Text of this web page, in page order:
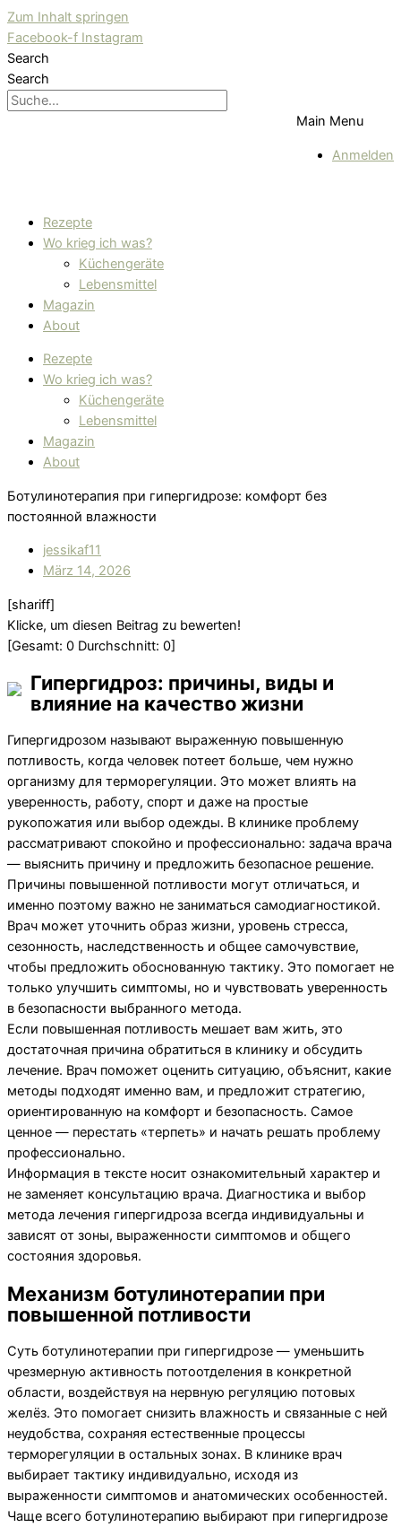
Zum Inhalt springen
Facebook-f Instagram
Search
Search
Main Menu
Anmelden
Rezepte
Wo krieg ich was?
Küchengeräte
Lebensmittel
Magazin
About
Rezepte
Wo krieg ich was?
Küchengeräte
Lebensmittel
Magazin
About
Ботулинотерапия при гипергидрозе: комфорт без
постоянной влажности
jessikaf11
März 14, 2026
[shariff]
Klicke, um diesen Beitrag zu bewerten!
[Gesamt: 0 Durchschnitt: 0]
Гипергидроз: причины, виды и
влияние на качество жизни
Гипергидрозом называют выраженную повышенную
потливость, когда человек потеет больше, чем нужно
организму для терморегуляции. Это может влиять на
уверенность, работу, спорт и даже на простые
рукопожатия или выбор одежды. В клинике проблему
рассматривают спокойно и профессионально: задача врача
— выяснить причину и предложить безопасное решение.
Причины повышенной потливости могут отличаться, и
именно поэтому важно не заниматься самодиагностикой.
Врач может уточнить образ жизни, уровень стресса,
сезонность, наследственность и общее самочувствие,
чтобы предложить обоснованную тактику. Это помогает не
только улучшить симптомы, но и чувствовать уверенность
в безопасности выбранного метода.
Если повышенная потливость мешает вам жить, это
достаточная причина обратиться в клинику и обсудить
лечение. Врач поможет оценить ситуацию, объяснит, какие
методы подходят именно вам, и предложит стратегию,
ориентированную на комфорт и безопасность. Самое
ценное — перестать «терпеть» и начать решать проблему
профессионально.
Информация в тексте носит ознакомительный характер и
не заменяет консультацию врача. Диагностика и выбор
метода лечения гипергидроза всегда индивидуальны и
зависят от зоны, выраженности симптомов и общего
состояния здоровья.
Механизм ботулинотерапии при
повышенной потливости
Суть ботулинотерапии при гипергидрозе — уменьшить
чрезмерную активность потоотделения в конкретной
области, воздействуя на нервную регуляцию потовых
желёз. Это помогает снизить влажность и связанные с ней
неудобства, сохраняя естественные процессы
терморегуляции в остальных зонах. В клинике врач
выбирает тактику индивидуально, исходя из
выраженности симптомов и анатомических особенностей.
Чаще всего ботулинотерапию выбирают при гипергидрозе